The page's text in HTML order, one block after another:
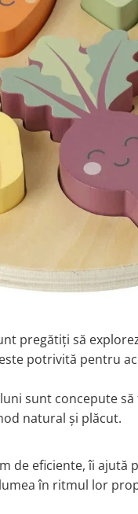
pregătiți să
potrivită pentru
sunt concepute
natural și plăcut.
de eficiente, îi ajută
în ritmul lor